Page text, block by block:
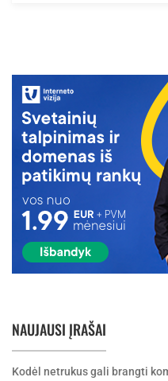
NAUJAUSI ĮRAŠAI
Kodėl netrukus gali brangti